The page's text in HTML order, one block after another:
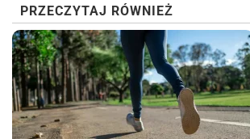
PRZECZYTAJ RÓWNIEŻ